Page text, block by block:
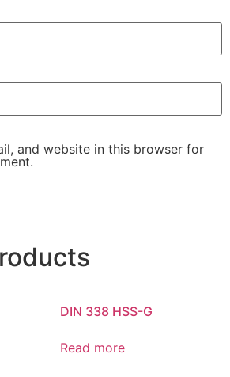
and website in this browser for
DIN 338 HSS-G
Read more